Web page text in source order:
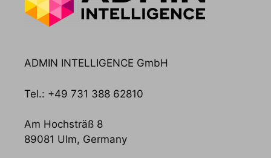
ADMIN INTELLIGENCE GmbH
Tel.: +49 731 388 62810
Am Hochsträß 8
89081 Ulm, Germany